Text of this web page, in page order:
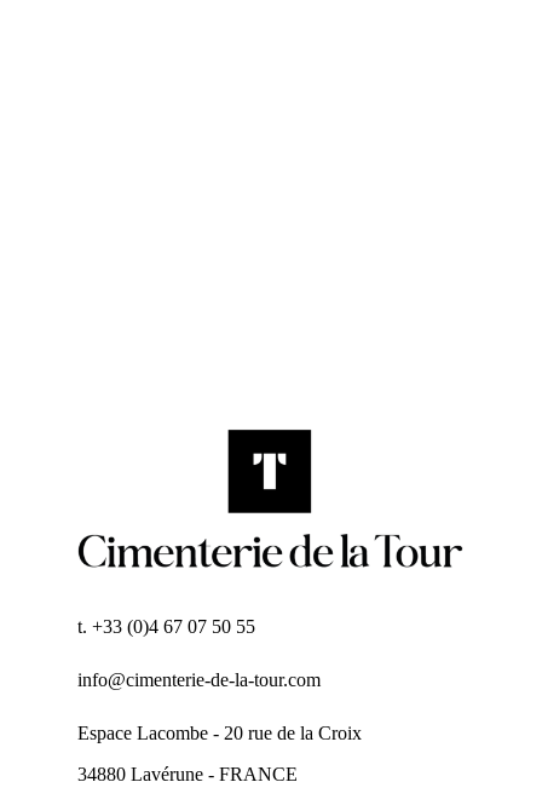
t. +33 (0)4 67 07 50 55
info@cimenterie-de-la-tour.com
Espace Lacombe - 20 rue de la Croix
34880 Lavérune - FRANCE